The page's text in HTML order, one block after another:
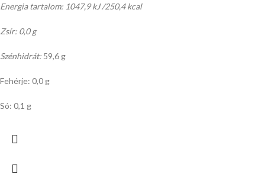
Energia tartalom: 1047,9 kJ /250,4 kcal
Zsír: 0,0 g
Szénhidrát: 59,6 g
Fehérje: 0,0 g
Só: 0,1 g